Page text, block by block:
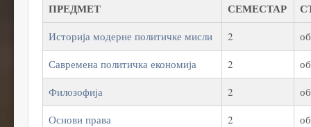
ПРЕДМЕТ СЕМЕСТАР
Историја модерне политичке мисли 2
Савремена политичка економија
2
Филозофија
2
Основи права
2